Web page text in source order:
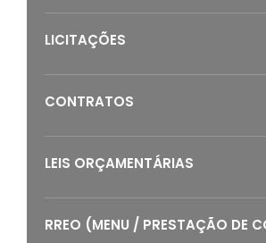
LICITAÇÕES
CONTRATOS
LEIS ORÇAMENTÁRIAS
RREO (MENU / PRESTAÇÃO DE